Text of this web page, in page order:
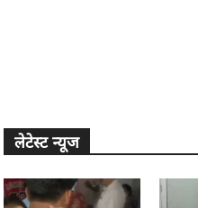
लेटेस्ट न्यूज